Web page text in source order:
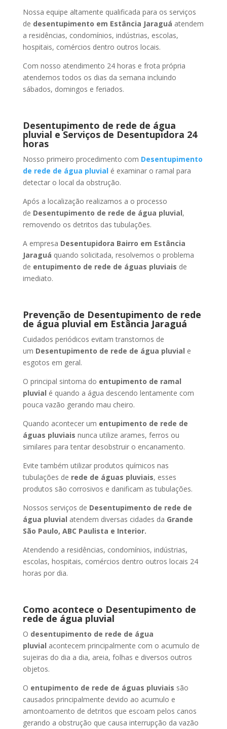
Nossa equipe altamente qualificada para os serviços
de desentupimento em Estância Jaraguá atendem
a residências, condomínios, indústrias, escolas,
hospitais, comércios dentro outros locais.
Com nosso atendimento 24 horas e frota própria
atendemos todos os dias da semana incluindo
sábados, domingos e feriados.
Desentupimento de rede de água
pluvial e Serviços de Desentupidora 24
horas
Nosso primeiro procedimento com Desentupimento
de rede de água pluvialé examinar o ramal para
detectar o local da obstrução.
Após a localização realizamos a o processo
de Desentupimento de rede de água pluvial,
removendo os detritos das tubulações.
A empresa Desentupidora Bairro em Estância
Jaraguá quando solicitada, resolvemos o problema
de entupimento de rede de águas pluviais de
imediato.
Prevenção de Desentupimento de rede
de água pluvial em Estância Jaraguá
Cuidados periódicos evitam transtornos de
um Desentupimento de rede de água pluvial e
esgotos em geral.
O principal sintoma do entupimento de ramal
pluvial é quando a água descendo lentamente com
pouca vazão gerando mau cheiro.
Quando acontecer um entupimento de rede de
águas pluviais nunca utilize arames, ferros ou
similares para tentar desobstruir o encanamento.
Evite também utilizar produtos químicos nas
tubulações de rede de águas pluviais, esses
produtos são corrosivos e danificam as tubulações.
Nossos serviços de Desentupimento de rede de
água pluvial atendem diversas cidades da Grande
São Paulo, ABC Paulista e Interior.
Atendendo a residências, condomínios, indústrias,
escolas, hospitais, comércios dentro outros locais 24
horas por dia.
Como acontece o Desentupimento de
rede de água pluvial
O desentupimento de rede de água
pluvial acontecem principalmente com o acumulo de
sujeiras do dia a dia, areia, folhas e diversos outros
objetos.
O entupimento de rede de águas pluviais são
causados principalmente devido ao acumulo e
amontoamento de detritos que escoam pelos canos
gerando a obstrução que causa interrupção da vazão